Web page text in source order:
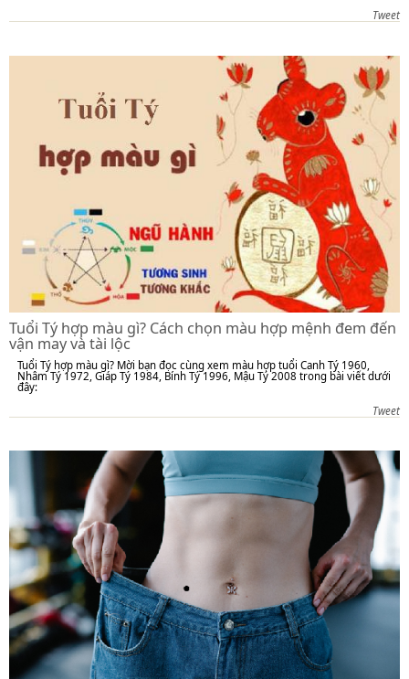
Tweet
Tuổi Tý hợp màu gì? Cách chọn màu hợp mệnh đem đến
vận may và tài lộc
Tuổi Tý hợp màu gì? Mời bạn đọc cùng xem màu hợp tuổi Canh Tý 1960,
Nhâm Tý 1972, Giáp Tý 1984, Bính Tý 1996, Mậu Tý 2008 trong bài viết dưới
đây:
Tweet